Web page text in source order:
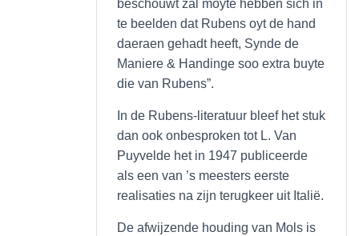
beschouwt zal moyte hebben sich in
te beelden dat Rubens oyt de hand
daeraen gehadt heeft, Synde de
Maniere & Handinge soo extra buyte
die van Rubens”.
In de Rubens-literatuur bleef het stuk
dan ook onbesproken tot L. Van
Puyvelde het in 1947 publiceerde
als een van ’s meesters eerste
realisaties na zijn terugkeer uit Italië.
De afwijzende houding van Mols is